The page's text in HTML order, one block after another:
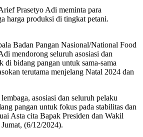
Prasetyo Adi meminta para
harga produksi di tingkat petani.
Badan Pangan Nasional/National Food
mendorong seluruh asosiasi dan
di bidang pangan untuk sama-sama
terutama menjelang Natal 2024 dan
asosiasi dan seluruh pelaku
pangan untuk fokus pada stabilitas dan
Asta cita Bapak Presiden dan Wakil
(6/12/2024).